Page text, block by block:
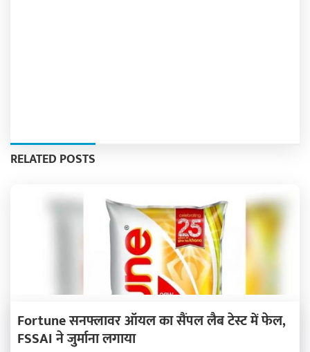
RELATED POSTS
Fortune सनफ्लावर ऑयल का सैंपल लैब टेस्ट में फेल,
FSSAI ने जुर्माना लगाया